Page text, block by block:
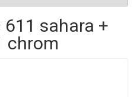
611 sahara +
chrom